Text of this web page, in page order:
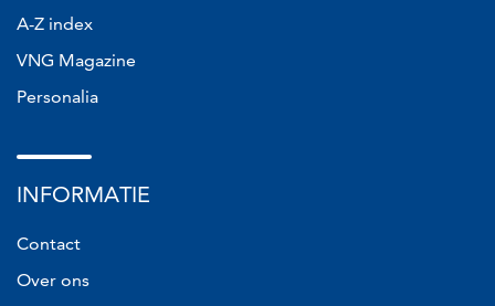
A-Z index
VNG Magazine
Personalia
INFORMATIE
Contact
Over ons